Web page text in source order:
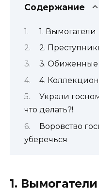
Содержание
1. Вымогатели
2.
3. Обиженные
4.
Украли
что делать?!
Воровство
уберечься
1. Вымогатели